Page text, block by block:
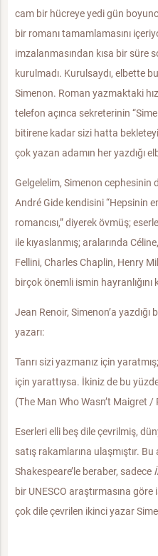
cam bir hücreye yedi gün
bir romanı tamamlamasını
imzalanmasından kısa bir süre
kurulmadı. Kurulsaydı, elbette
Simenon. Roman yazmaktaki
telefon açınca sekreterinin
bitirene kadar sizi hatta
çok yazan adamın her yazdığı
Gelgelelim, Simenon cephesinin
André Gide kendisini “Hepsinin
romancısı,” diyerek övmüş;
ile kıyaslanmış; aralarında
Fellini, Charles Chaplin, Henry
birçok önemli ismin hayranlığını
Jean Renoir, Simenon’a
yazarı:
Tanrı sizi yazmanız için
için yarattıysa. İkiniz de bu
(The Man Who Wasn’t Maigret
Eserleri elli beş dile çevrilmiş,
satış rakamlarına ulaşmıştır.
Shakespeare’le beraber, sadece
bir UNESCO araştırmasına göre
çok dile çevrilen ikinci yazar